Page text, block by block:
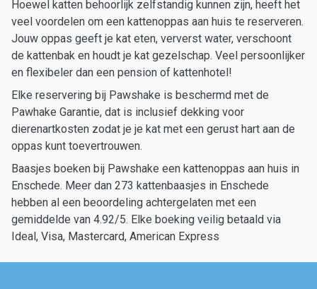
Hoewel katten behoorlijk zelfstandig kunnen zijn, heeft het
veel voordelen om een kattenoppas aan huis te reserveren.
Jouw oppas geeft je kat eten, ververst water, verschoont
de kattenbak en houdt je kat gezelschap. Veel persoonlijker
en flexibeler dan een pension of kattenhotel!
Elke reservering bij Pawshake is beschermd met de
Pawhake Garantie, dat is inclusief dekking voor
dierenartkosten zodat je je kat met een gerust hart aan de
oppas kunt toevertrouwen.
Baasjes boeken bij Pawshake een kattenoppas aan huis in
Enschede. Meer dan 273 kattenbaasjes in Enschede
hebben al een beoordeling achtergelaten met een
gemiddelde van 4.92/5. Elke boeking veilig betaald via
Ideal, Visa, Mastercard, American Express